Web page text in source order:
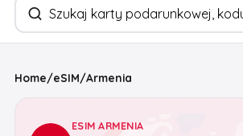
Home/eSIM/Armenia
ESIM ARMENIA